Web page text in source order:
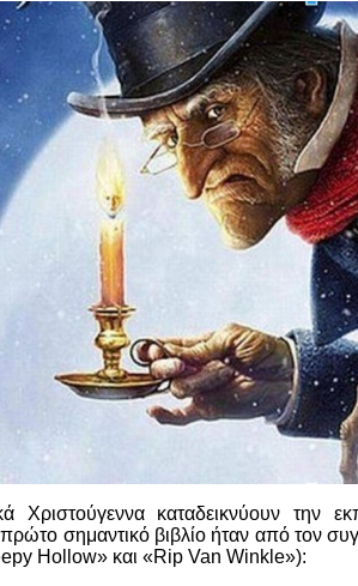
Χριστούγεννα καταδεικνύουν την
σημαντικό βιβλίο ήταν από τον
Hollow» και «Rip Van Winkle»):